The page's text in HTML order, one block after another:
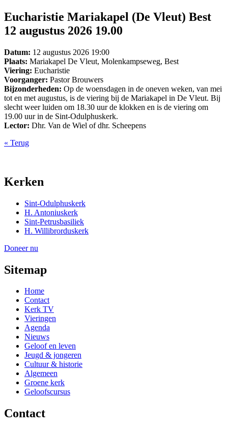
Eucharistie Mariakapel (De Vleut) Best
12 augustus 2026 19.00
Datum: 12 augustus 2026 19:00
Plaats: Mariakapel De Vleut, Molenkampseweg, Best
Viering: Eucharistie
Voorganger: Pastor Brouwers
Bijzonderheden: Op de woensdagen in de oneven weken, van mei
tot en met augustus, is de viering bij de Mariakapel in De Vleut. Bij
slecht weer luiden om 18.30 uur de klokken en is de viering om
19.00 uur in de Sint-Odulphuskerk.
Lector: Dhr. Van de Wiel of dhr. Scheepens
« Terug
Kerken
Sint-Odulphuskerk
H. Antoniuskerk
Sint-Petrusbasiliek
H. Willibrorduskerk
Doneer nu
Sitemap
Home
Contact
Kerk TV
Vieringen
Agenda
Nieuws
Geloof en leven
Jeugd & jongeren
Cultuur & historie
Algemeen
Groene kerk
Geloofscursus
Contact